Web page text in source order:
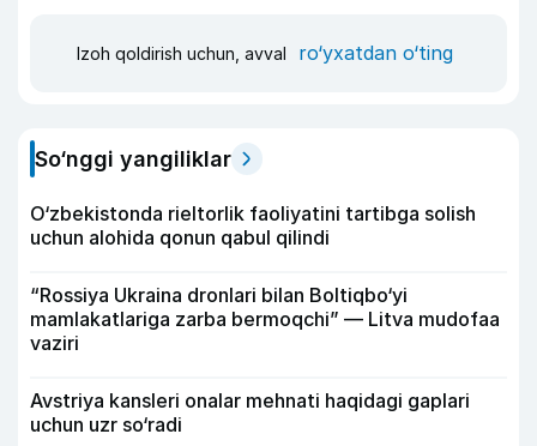
Izoh qoldirish uchun, avval ro‘yxatdan o‘ting
So‘nggi yangiliklar
O‘zbekistonda rieltorlik faoliyatini tartibga solish
uchun alohida qonun qabul qilindi
“Rossiya Ukraina dronlari bilan Boltiqbo‘yi
mamlakatlariga zarba bermoqchi” — Litva mudofaa
vaziri
Avstriya kansleri onalar mehnati haqidagi gaplari
uchun uzr so‘radi